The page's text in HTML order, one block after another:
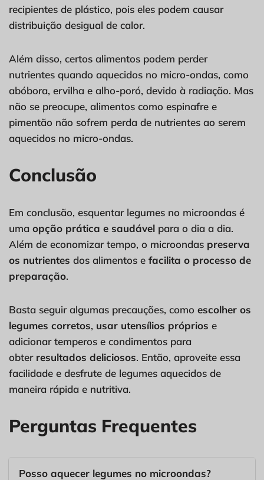
recipientes de plástico, pois eles podem causar
distribuição desigual de calor.
Além disso, certos alimentos podem perder
nutrientes quando aquecidos no micro-ondas, como
abóbora, ervilha e alho-poró, devido à radiação. Mas
não se preocupe, alimentos como espinafre e
pimentão não sofrem perda de nutrientes ao serem
aquecidos no micro-ondas.
Conclusão
Em conclusão, esquentar legumes no microondas é
uma opção prática e saudável para o dia a dia.
Além de economizar tempo, o microondas preserva
os nutrientes dos alimentos e facilita o processo de
preparação.
Basta seguir algumas precauções, como escolher os
legumes corretos, usar utensílios próprios e
adicionar temperos e condimentos para
obter resultados deliciosos. Então, aproveite essa
facilidade e desfrute de legumes aquecidos de
maneira rápida e nutritiva.
Perguntas Frequentes
Posso aquecer legumes no microondas?